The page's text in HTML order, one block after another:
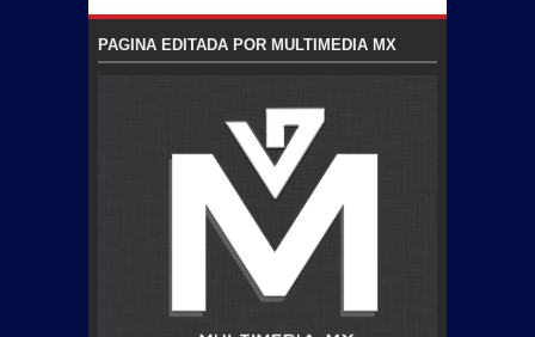
PAGINA EDITADA POR MULTIMEDIA MX